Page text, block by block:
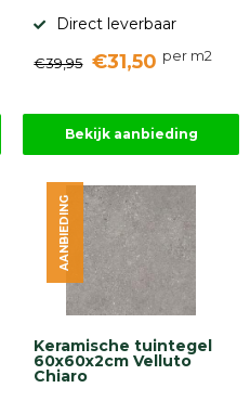
Direct leverbaar
€39,95 €31,50 per m2
Bekijk aanbieding
Keramische tuintegel
60x60x2cm Velluto
Chiaro
AANBIEDING